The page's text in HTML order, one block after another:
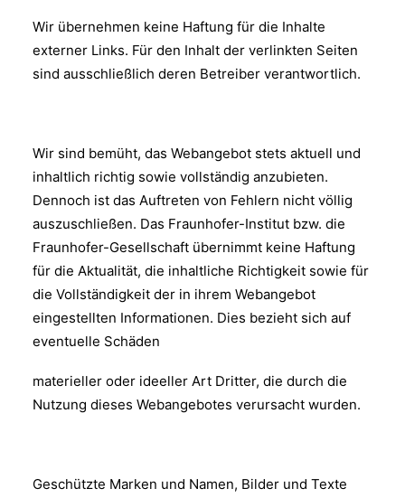
Wir übernehmen keine Haftung für die Inhalte
externer Links. Für den Inhalt der verlinkten Seiten
sind ausschließlich deren Betreiber verantwortlich.
Wir sind bemüht, das Webangebot stets aktuell und
inhaltlich richtig sowie vollständig anzubieten.
Dennoch ist das Auftreten von Fehlern nicht völlig
auszuschließen. Das Fraunhofer-Institut bzw. die
Fraunhofer-Gesellschaft übernimmt keine Haftung
für die Aktualität, die inhaltliche Richtigkeit sowie für
die Vollständigkeit der in ihrem Webangebot
eingestellten Informationen. Dies bezieht sich auf
eventuelle Schäden
materieller oder ideeller Art Dritter, die durch die
Nutzung dieses Webangebotes verursacht wurden.
Geschützte Marken und Namen, Bilder und Texte